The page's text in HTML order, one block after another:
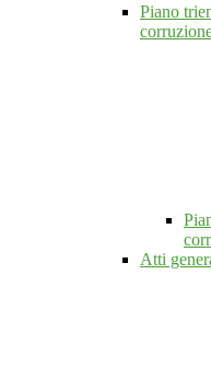
Piano
Atti